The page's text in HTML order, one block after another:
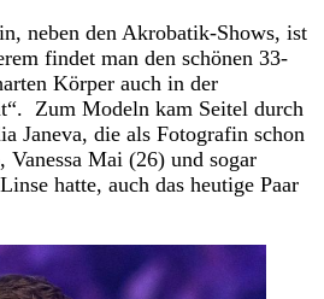
neben den Akrobatik-Shows, ist
findet man den schönen 33-
Körper auch in der
Zum Modeln kam Seitel durch
Janeva, die als Fotografin schon
Mai (26) und sogar
hatte, auch das heutige Paar